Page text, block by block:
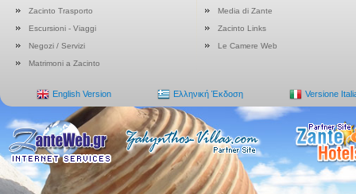
Zacinto Trasporto
Media di Zante
Escursioni - Viaggi
Zacinto Links
Negozi / Servizi
Le Camere Web
Matrimoni a Zacinto
English Version Ελληνική Έκδοση Versione